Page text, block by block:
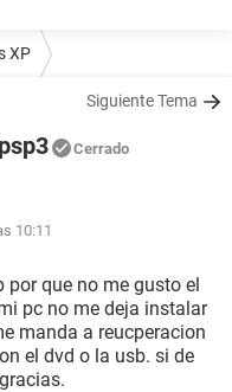
XP
Siguiente Tema
Cerrado
10:11
que no me gusto el
pc no me deja instalar
manda a reucperacion
el dvd o la usb. si de